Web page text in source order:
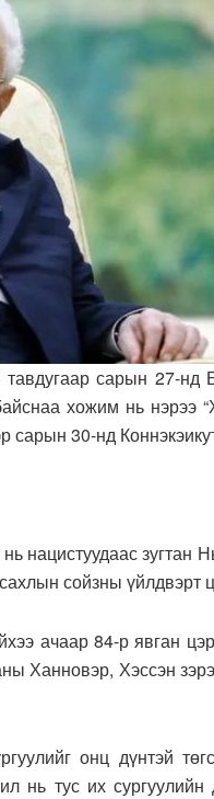
сарын 27-нд
хожим нь нэрээ
30-нд
нацистуудаас
сойзны
ачаар 84-р явган
Ханновэр, Хэссэн
онц дүнтэй
нь тус их